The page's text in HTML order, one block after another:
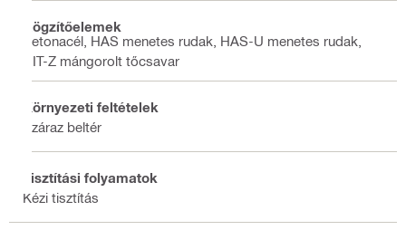
Rögzítőelemek
Betonacél, HAS menetes rudak, HAS-U menetes rudak,
HIT-Z mángorolt tőcsavar
Környezeti feltételek
Száraz beltér
Tisztítási folyamatok
Kézi tisztítás